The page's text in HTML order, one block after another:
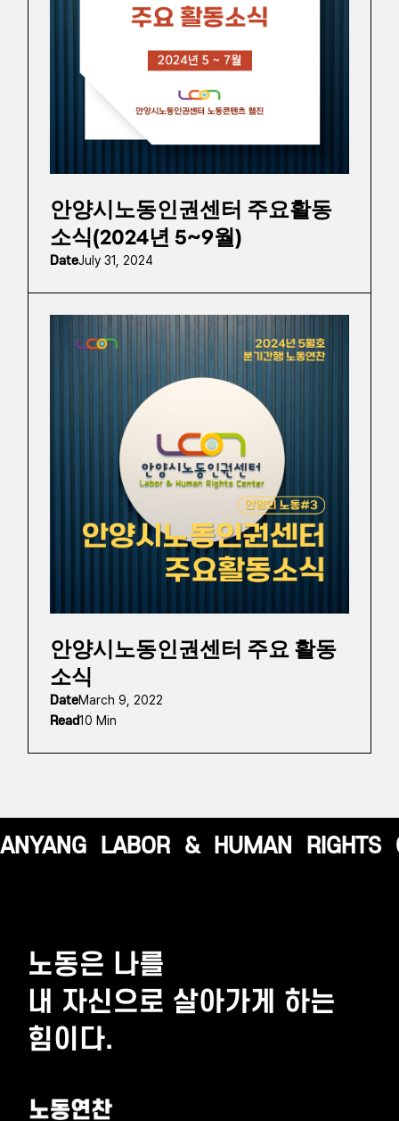
안양시노동인권센터 주요활동
소식(2024년 5~9월)
DateJuly 31, 2024
안양시노동인권센터 주요 활동
소식
DateMarch 9, 2022
Read10 Min
ANYANG LABOR & HUMAN RIGHTS
노동은 나를
내 자신으로 살아가게 하는
힘이다.